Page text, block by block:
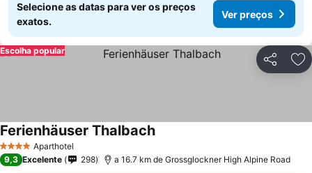
Selecione as datas para ver os preços
exatos.
Ver preços
Partilhar
Escolha popular
4 EstrelasAparthotel
Ferienhäuser Thalbach
9,3 Excelente 298 a 16.7 km de Grossglockner High Alpine Road